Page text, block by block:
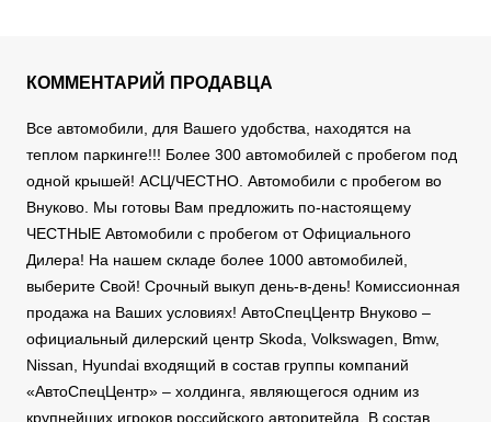
КОММЕНТАРИЙ ПРОДАВЦА
Все автомобили, для Вашего удобства, находятся на
теплом паркинге!!! Более 300 автомобилей с пробегом под
одной крышей! АСЦ/ЧЕСТНО. Автомобили с пробегом во
Внуково. Мы готовы Вам предложить по-настоящему
ЧЕСТНЫЕ Автомобили с пробегом от Официального
Дилера! На нашем складе более 1000 автомобилей,
выберите Свой! Срочный выкуп день-в-день! Комиссионная
продажа на Ваших условиях! АвтоСпецЦентр Внуково –
официальный дилерский центр Skoda, Volkswagen, Bmw,
Nissan, Hyundai входящий в состав группы компаний
«АвтоСпецЦентр» – холдинга, являющегося одним из
крупнейших игроков российского авторитейла. В состав